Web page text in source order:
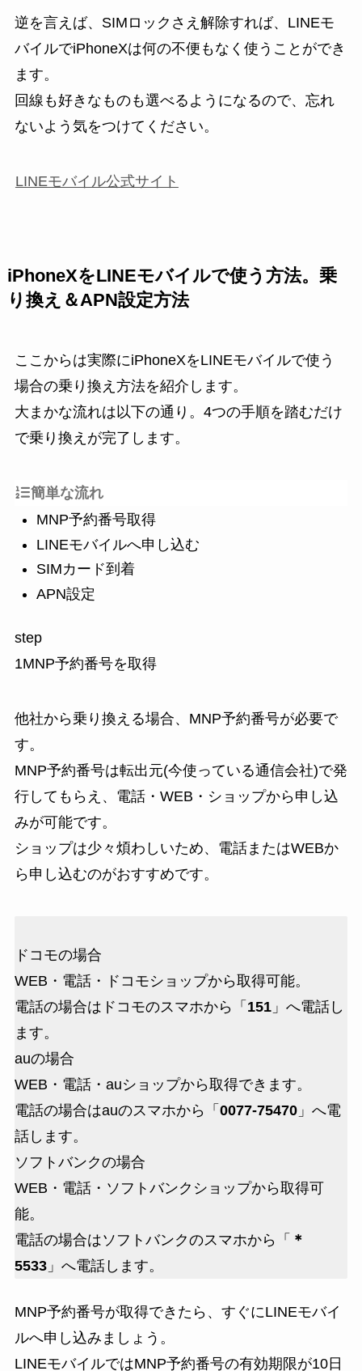
逆を言えば、SIMロックさえ解除すれば、LINEモ
バイルでiPhoneXは何の不便もなく使うことができ
ます。
回線も好きなものも選べるようになるので、忘れ
ないよう気をつけてください。
LINEモバイル公式サイト
iPhoneXをLINEモバイルで使う方法。乗
り換え＆APN設定方法
ここからは実際にiPhoneXをLINEモバイルで使う
場合の乗り換え方法を紹介します。
大まかな流れは以下の通り。4つの手順を踏むだけ
で乗り換えが完了します。
簡単な流れ
MNP予約番号取得
LINEモバイルへ申し込む
SIMカード到着
APN設定
step
1MNP予約番号を取得
他社から乗り換える場合、 MNP予約番号が必要で
す。
MNP予約番号は転出元(今使っている通信会社)で発
行してもらえ、電話・WEB・ショップから申し込
みが可能です。
ショップは少々煩わしいため、電話またはWEBか
ら申し込むのがおすすめです。
ドコモの場合
WEB・電話・ドコモショップから取得可能。
電話の場合はドコモのスマホから「 151」へ電話し
ます。
auの場合
WEB・電話・auショップから取得できます。
電話の場合はauのスマホから「 0077-75470」へ電
話します。
ソフトバンクの場合
WEB・電話・ソフトバンクショップから取得可
能。
電話の場合はソフトバンクのスマホから「 ＊
5533」へ電話します。
MNP予約番号が取得できたら、すぐにLINEモバイ
ルへ申し込みましょう。
LINEモバイルではMNP予約番号の有効期限が10日